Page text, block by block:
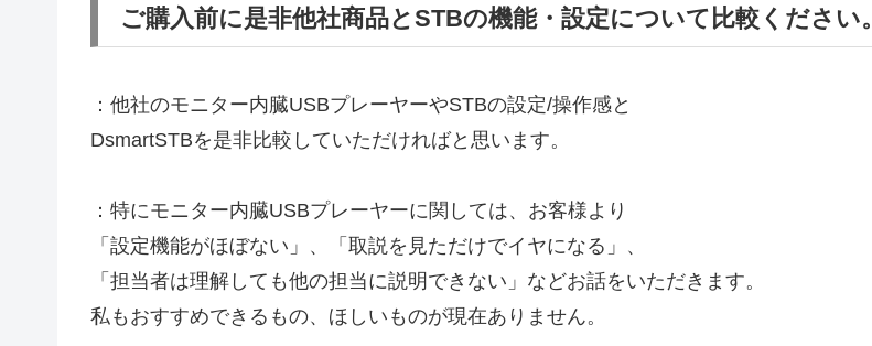
ご購入前に是非他社商品とSTBの機能・設定について比較ください。
：他社のモニター内臓USBプレーヤーやSTBの設定/操作感と
DsmartSTBを是非比較していただければと思います。
：特にモニター内臓USBプレーヤーに関しては、お客様より
「設定機能がほぼない」、「取説を見ただけでイヤになる」、
「担当者は理解しても他の担当に説明できない」などお話をいただきます。
私もおすすめできるもの、ほしいものが現在ありません。